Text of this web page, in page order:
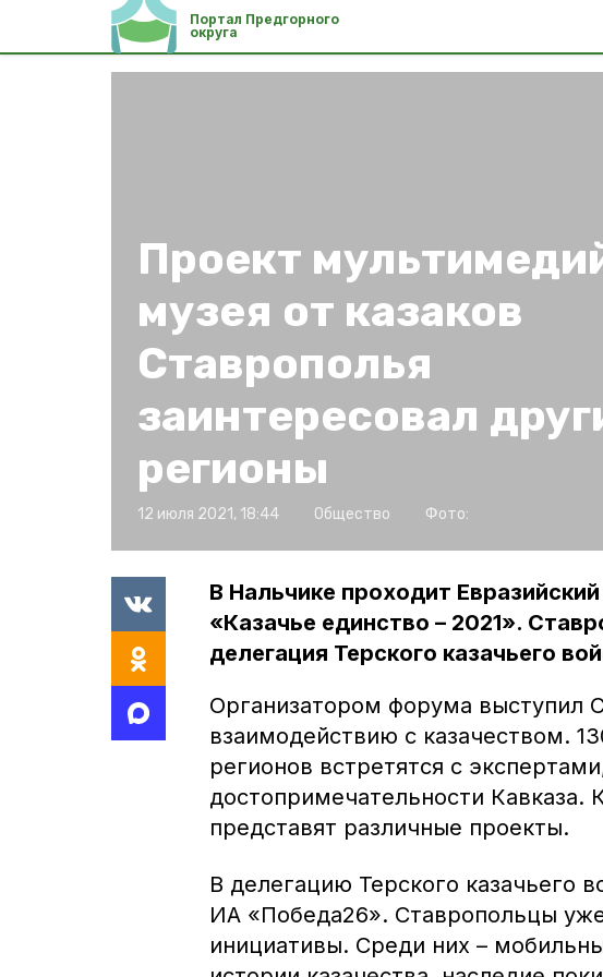
Портал Предгорного
округа
Проект
музея от казаков
Ставрополья
заинтересовал
регионы
12 июля 2021, 18:44 Общество Фото:
В Нальчике проходит
«Казачье единство – 2021».
делегация Терского казачьего
Организатором форума выступил
взаимодействию с казачеством.
регионов встретятся с
достопримечательности Кавказа.
представят различные проекты.
В делегацию Терского казачьего
ИА «Победа26». Ставропольцы
инициативы. Среди них –